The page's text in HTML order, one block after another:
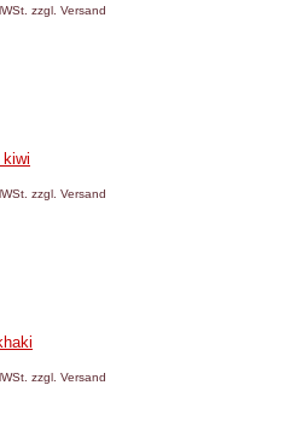
zzgl. Versand
zzgl. Versand
zzgl. Versand